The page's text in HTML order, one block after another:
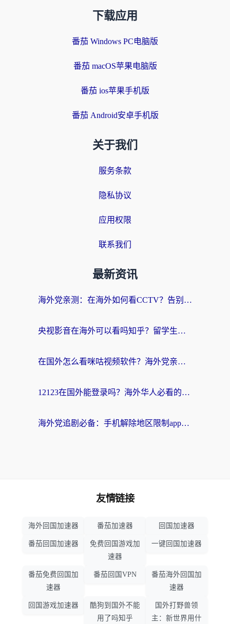
下载应用
番茄 Windows PC电脑版
番茄 macOS苹果电脑版
番茄 ios苹果手机版
番茄 Android安卓手机版
关于我们
服务条款
隐私协议
应用权限
联系我们
最新资讯
海外党亲测：在海外如何看CCTV？告别“仅限大陆播放”的实用指南
央视影音在海外可以看吗知乎？留学生亲测：3步解决地域限制+追剧自由
在国外怎么看咪咕视频软件？海外党亲测有效的回国加速方案
12123在国外能登录吗？海外华人必看的回国加速实用指南
海外党追剧必备：手机解除地区限制app怎么选？解决央视视频&国内剧地区限制全指南
友情链接
海外回国加速器 番茄加速器 回国加速器
番茄回国加速器
免费回国游戏加
速器
一键回国加速器
番茄免费回国加
速器
番茄回国VPN
番茄海外回国加
速器
回国游戏加速器
酷狗到国外不能
用了吗知乎
国外打野兽领
主：新世界用什